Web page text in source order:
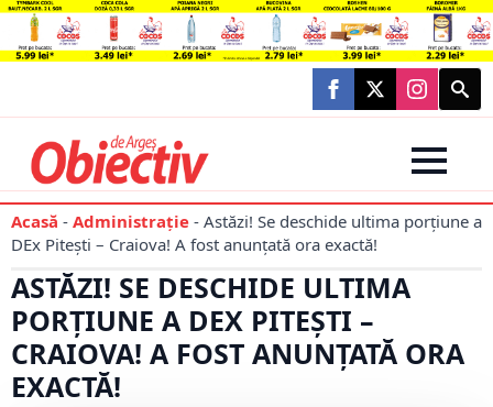
Search
for:
Acasă - Administraţie - Astăzi! Se deschide ultima porțiune a
DEx Pitești – Craiova! A fost anunțată ora exactă!
ASTĂZI! SE DESCHIDE ULTIMA
PORȚIUNE A DEX PITEȘTI –
CRAIOVA! A FOST ANUNȚATĂ ORA
EXACTĂ!